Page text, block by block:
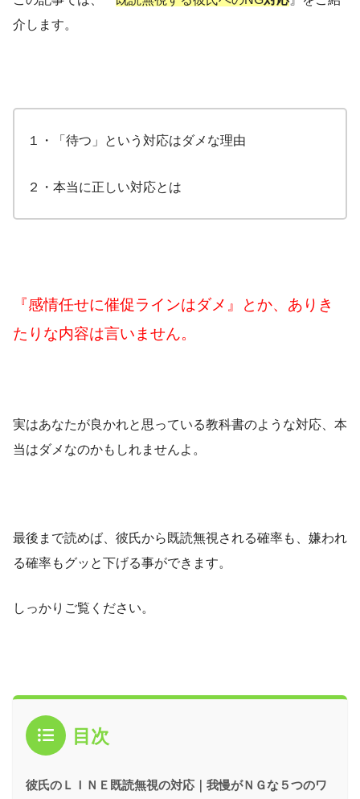
介します。
１・「待つ」という対応はダメな理由
２・本当に正しい対応とは
『感情任せに催促ラインはダメ』とか、ありき
たりな内容は言いません。
実はあなたが良かれと思っている教科書のような対応、本
当はダメなのかもしれませんよ。
最後まで読めば、彼氏から既読無視される確率も、嫌われ
る確率もグッと下げる事ができます。
しっかりご覧ください。
目次
彼氏のＬＩＮＥ既読無視の対応｜我慢がＮＧな５つのワ